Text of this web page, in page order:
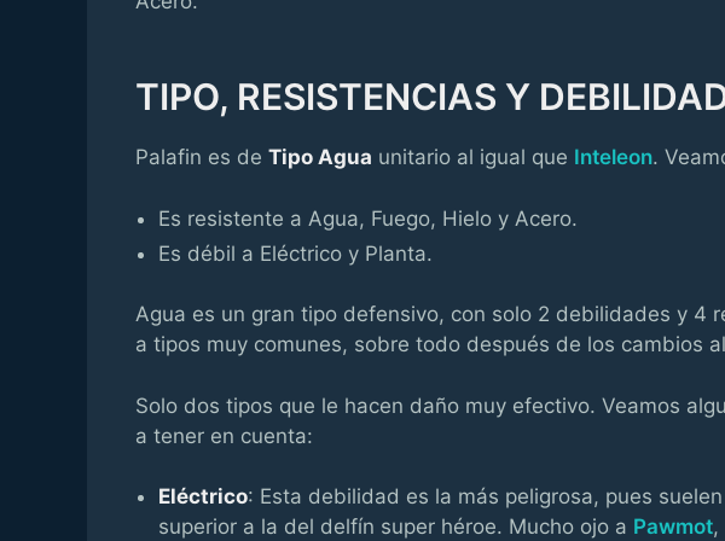
TIPO, RESISTENCIAS Y
Palafin es de Tipo Agua unitario al igual que Inteleon.
Es resistente a Agua, Fuego, Hielo y Acero.
Es débil a Eléctrico y Planta.
Agua es un gran tipo defensivo, con solo 2 debilidades y 4
a tipos muy comunes, sobre todo después de los cambios
Solo dos tipos que le hacen daño muy efectivo. Veamos
a tener en cuenta:
Eléctrico: Esta debilidad es la más peligrosa, pues
superior a la del delfín super héroe. Mucho ojo a Pawmot,